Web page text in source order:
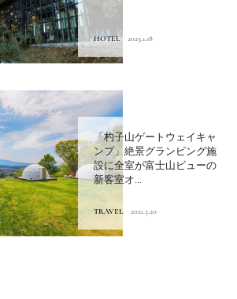
HOTEL 2023.1.18
「杓子山ゲートウェイキャ
ンプ」絶景グランピング施
設に全室が富士山ビューの
新客室オ...
TRAVEL 2021.3.20